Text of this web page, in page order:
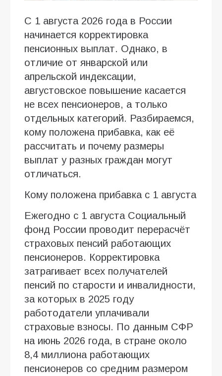
С 1 августа 2026 года в России
начинается корректировка
пенсионных выплат. Однако, в
отличие от январской или
апрельской индексации,
августовское повышение касается
не всех пенсионеров, а только
отдельных категорий. Разбираемся,
кому положена прибавка, как её
рассчитать и почему размеры
выплат у разных граждан могут
отличаться.
Кому положена прибавка с 1 августа
Ежегодно с 1 августа Социальный
фонд России проводит перерасчёт
страховых пенсий работающих
пенсионеров. Корректировка
затрагивает всех получателей
пенсий по старости и инвалидности,
за которых в 2025 году
работодатели уплачивали
страховые взносы. По данным СФР
на июнь 2026 года, в стране около
8,4 миллиона работающих
пенсионеров со средним размером